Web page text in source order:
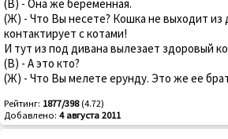
(В) - Она же беременная.
(Ж) - Что Вы несете? Кошка не выходит из
контактирует с котами!
И тут из под дивана вылезает здоровый
(В) - А это кто?
(Ж) - Что Вы мелете ерунду. Это же ее
Рейтинг: 1877/398(4.72)
Добавлено: 4 августа 2011